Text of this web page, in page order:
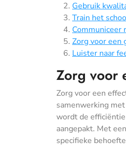
Gebruik
Train het
Communiceer
Zorg voor een
Luister naar
Zorg voor
Zorg voor een
samenwerking
wordt de
aangepakt. Met
specifieke